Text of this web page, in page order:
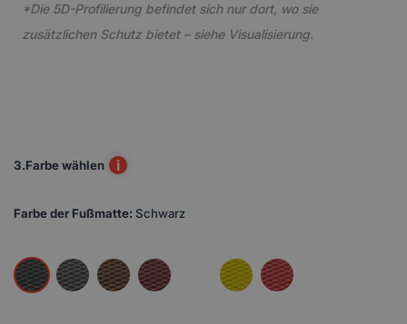
*Die 5D-Profilierung befindet sich nur dort, wo sie
zusätzlichen Schutz bietet – siehe Visualisierung.
3.Farbe wählen i
Farbe der Fußmatte: Schwarz